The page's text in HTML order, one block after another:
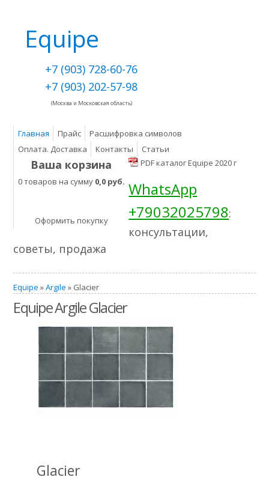
Equipe
+7 (903) 728-60-76
+7 (903) 202-57-98
(Москва и Московская область)
Главная Прайс
Расшифровка символов
Оплата. Доставка
Контакты Статьи
Ваша корзина
0 товаров на сумму 0,0 руб.
Оформить покупку
PDF каталог Equipe 2020 г
WhatsApp
+79032025798:
консультации,
советы, продажа
Equipe »Argile » Glacier
Equipe Argile Glacier
Glacier